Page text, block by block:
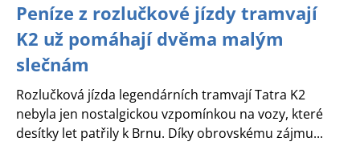
Peníze z rozlučkové jízdy tramvají
K2 už pomáhají dvěma malým
slečnám
Rozlučková jízda legendárních tramvají Tatra K2
nebyla jen nostalgickou vzpomínkou na vozy, které
desítky let patřily k Brnu. Díky obrovskému zájmu...